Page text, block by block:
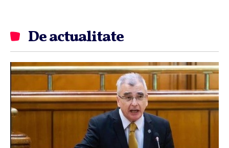
De actualitate